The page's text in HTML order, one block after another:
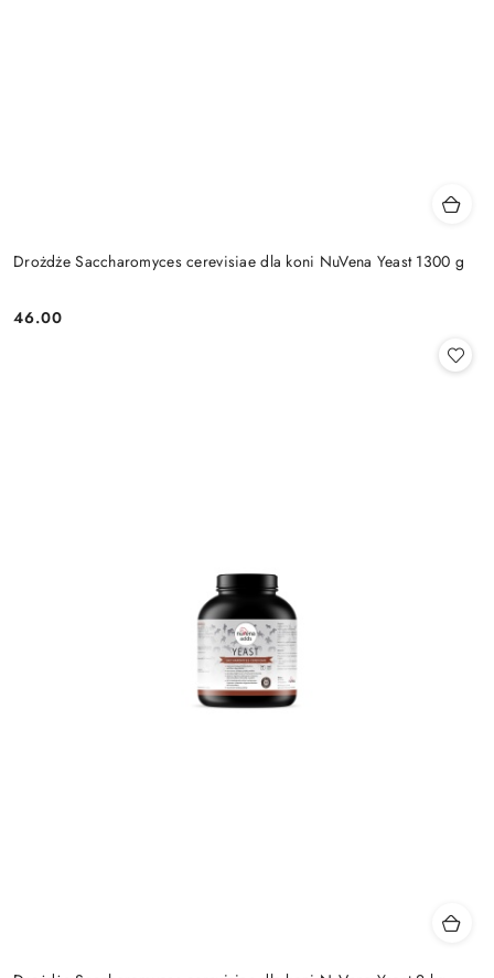
Drożdże Saccharomyces cerevisiae dla koni NuVena Yeast 1300 g
Cena:
46.00